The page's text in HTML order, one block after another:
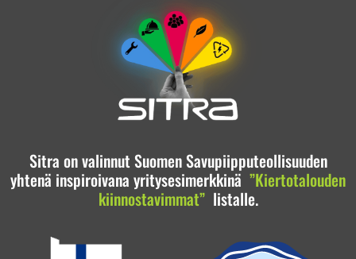
Sitra on valinnut Suomen Savupiipputeollisuuden
yhtenä inspiroivana yritysesimerkkinä ”Kiertotalouden
kiinnostavimmat”listalle.